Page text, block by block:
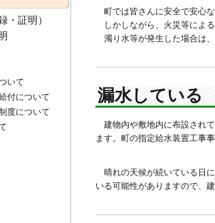
町では皆さんに安全で安心
しかしながら、火災等によ
濁り水等が発生した場合は
漏水している
建物内や敷地内に布設され
ます。町の指定給水装置工事
晴れの天候が続いている日
いる可能性がありますので、
・証明）
いて
付について
度について